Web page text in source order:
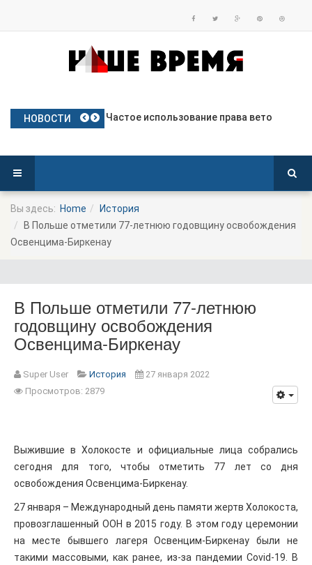
НОВОСТИ План Польши по предоставлению бе
Частое использование права вето
Польские яблоки готовятся к дебю
Посол Украины в Польше готовится
Польша опережает Германию по тем
Вы здесь: Home
История
В Польше отметили 77-летнюю годовщину освобождения
Освенцима-Биркенау
В Польше отметили 77-летнюю
годовщину освобождения
Освенцима-Биркенау
Super User История
27 января 2022
Просмотров: 2879
Выжившие в Холокосте и официальные лица собрались
сегодня для того, чтобы отметить 77 лет со дня
освобождения Освенцима-Биркенау.
27 января – Международный день памяти жертв Холокоста,
провозглашенный ООН в 2015 году. В этом году церемонии
на месте бывшего лагеря Освенцим-Биркенау были не
такими массовыми, как ранее, из-за пандемии Covid-19. В